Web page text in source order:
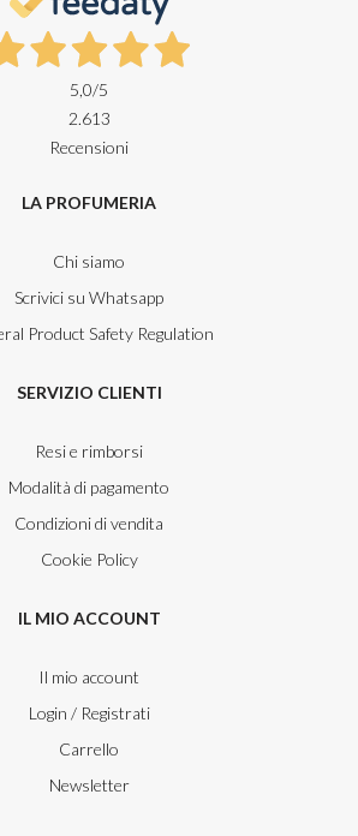
5,0/5
2.613
Recensioni
LA PROFUMERIA
Chi siamo
Scrivici su Whatsapp
Product Safety Regulation
SERVIZIO CLIENTI
Resi e rimborsi
Modalità di pagamento
Condizioni di vendita
Cookie Policy
IL MIO ACCOUNT
Il mio account
Login / Registrati
Carrello
Newsletter